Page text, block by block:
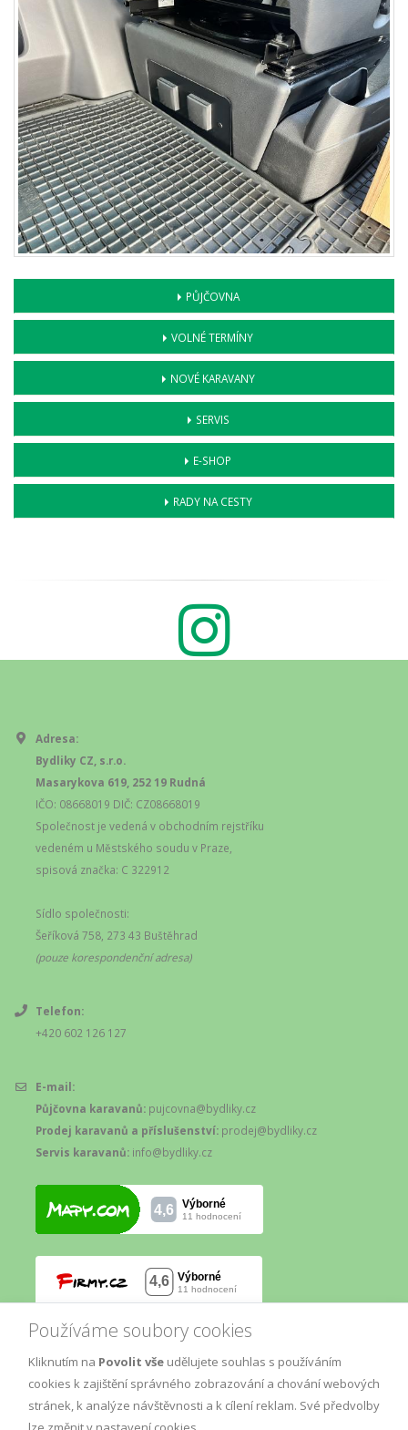
Používáme soubory cookies
Kliknutím na Povolit vše udělujete souhlas s používáním
cookies k zajištění správného zobrazování a chování webových
stránek, k analýze návštěvnosti a k cílení reklam. Své předvolby
PŮJČOVNA
VOLNÉ TERMÍNY
NOVÉ KARAVANY
SERVIS
E-SHOP
RADY NA CESTY
Adresa:
Bydliky CZ, s.r.o.
Masarykova 619, 252 19 Rudná
IČO: 08668019 DIČ: CZ08668019
Společnost je vedená v obchodním rejstříku
vedeném u Městského soudu v Praze,
spisová značka: C 322912
Sídlo společnosti:
Šeříková 758, 273 43 Buštěhrad
(pouze korespondenční adresa)
Telefon:
+420 602 126 127
E-mail:
Půjčovna karavanů: pujcovna@bydliky.cz
Prodej karavanů a příslušenství: prodej@bydliky.cz
Servis karavanů: info@bydliky.cz